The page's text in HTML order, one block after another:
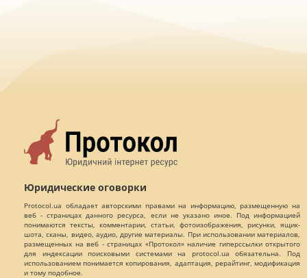
Юридические оговорки
Protocol.ua обладает авторскими правами на информацию, размещенную на
веб - страницах данного ресурса, если не указано иное. Под информацией
понимаются тексты, комментарии, статьи, фотоизображения, рисунки, ящик-
шота, сканы, видео, аудио, другие материалы. При использовании материалов,
размещенных на веб - страницах «Протокол» наличие гиперссылки открытого
для индексации поисковыми системами на protocol.ua обязательна. Под
использованием понимается копирования, адаптация, рерайтинг, модификация
и тому подобное.